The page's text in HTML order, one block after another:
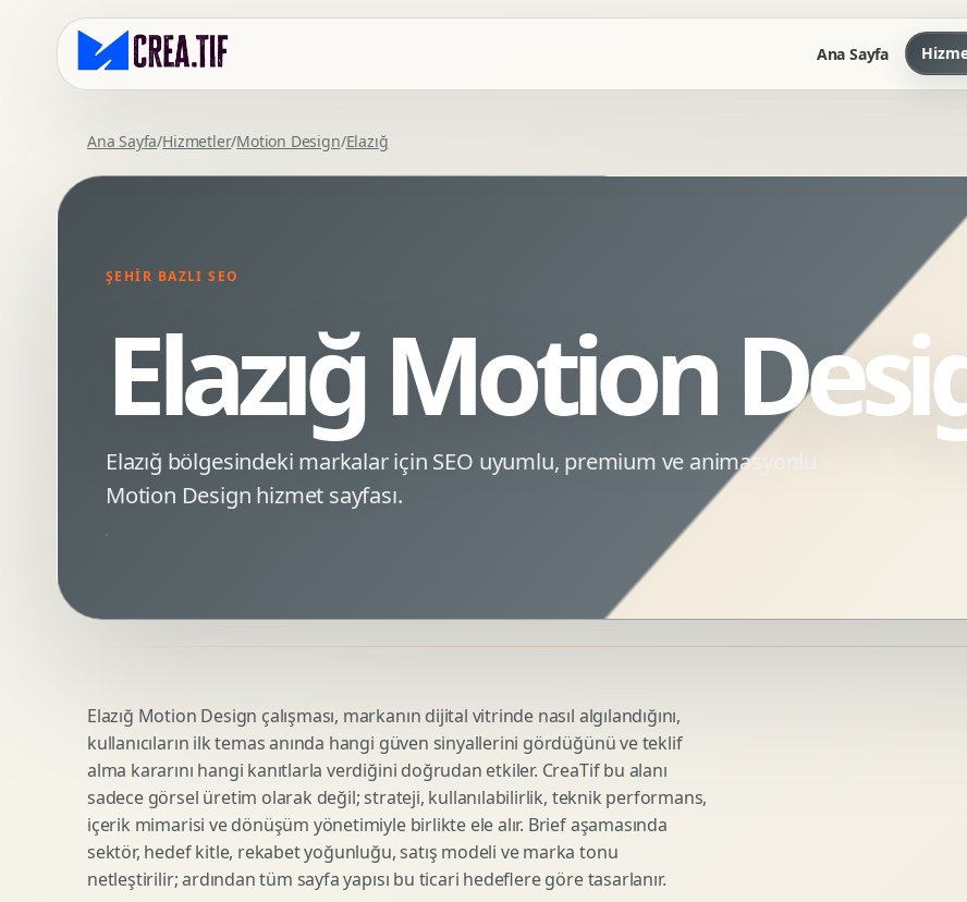
Ana Sayfa
Kurumsal Web Tasarim
SEO Uyumlu Web Tasarim
Webflow Web Tasarim
Framer Web Tasarim
Kurumsal Site Yenileme
Prototip Tasarimi
Dashboard UI Tasarimi
Conversion UX Optimizasyonu
Kurumsal Dokuman Tasarimi
Ofis Ici Gorsel Kimlik
Kurumsal Katalog Tasarimi
Minimal Logo Tasarimi
Premium Logo Tasarimi
Logo Revizyonu
Kurumsal Logo Yenileme
Google Ads Reklam Tasarimi
Remarketing Kreatifleri
Sosyal Medya Kreatif Tasarimi
Reels Kapak Tasarimi
Topluluk Yonetimi
Influencer Kampanya Tasarimi
Urun Gorsellestirme
3D Reklam Gorseli
Cgi Kampanya Gorseli
3D Urun Modelleme
Mimari 3D Gorsellestirme
Endustriyel Modelleme
Ana Sayfa/Hizmetler/Motion Design/Elazığ
ŞEHIR BAZLI SEO
Elazığ Motion
Elazığ bölgesindeki markalar için SEO uyumlu, premium ve animasyonlu
Motion Design hizmet sayfası.
Elazığ Motion Design çalışması, markanın dijital vitrinde nasıl algılandığını,
kullanıcıların ilk temas anında hangi güven sinyallerini gördüğünü ve teklif
alma kararını hangi kanıtlarla verdiğini doğrudan etkiler. CreaTif bu alanı
sadece görsel üretim olarak değil; strateji, kullanılabilirlik, teknik performans,
içerik mimarisi ve dönüşüm yönetimiyle birlikte ele alır. Brief aşamasında
sektör, hedef kitle, rekabet yoğunluğu, satış modeli ve marka tonu
netleştirilir; ardından tüm sayfa yapısı bu ticari hedeflere göre tasarlanır.